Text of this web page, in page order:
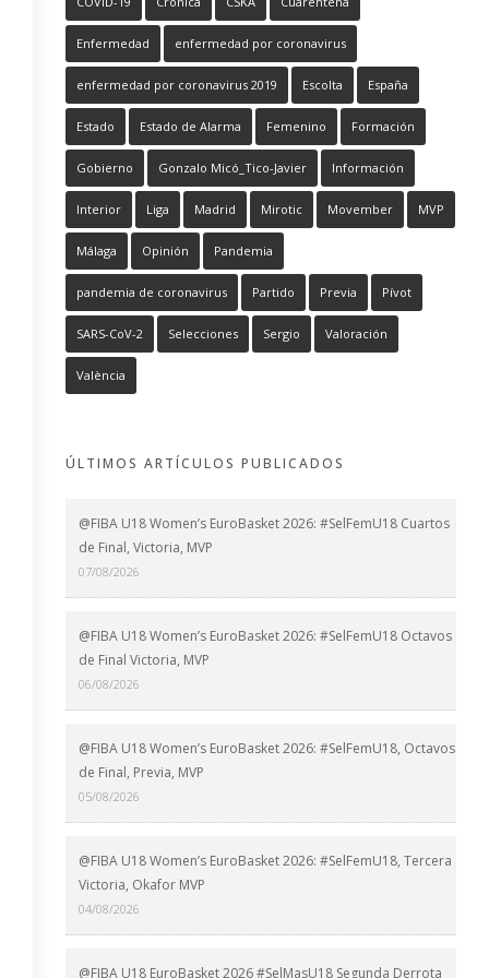
Enfermedad enfermedad por coronavirus
enfermedad por coronavirus 2019 Escolta España
Estado Estado de Alarma Femenino Formación
Gobierno Gonzalo Micó_Tico-Javier Información
Interior Liga Madrid Mirotic Movember MVP
Málaga Opinión Pandemia
pandemia de coronavirus Partido Previa Pívot
SARS-CoV-2 Selecciones Sergio Valoración
València
ÚLTIMOS ARTÍCULOS PUBLICADOS
@FIBA U18 Women’s EuroBasket 2026: #SelFemU18 Cuartos
de Final, Victoria, MVP
07/08/2026
@FIBA U18 Women’s EuroBasket 2026: #SelFemU18 Octavos
de Final Victoria, MVP
06/08/2026
@FIBA U18 Women’s EuroBasket 2026: #SelFemU18, Octavos
de Final, Previa, MVP
05/08/2026
@FIBA U18 Women’s EuroBasket 2026: #SelFemU18, Tercera
Victoria, Okafor MVP
04/08/2026
@FIBA U18 EuroBasket 2026 #SelMasU18 Segunda Derrota